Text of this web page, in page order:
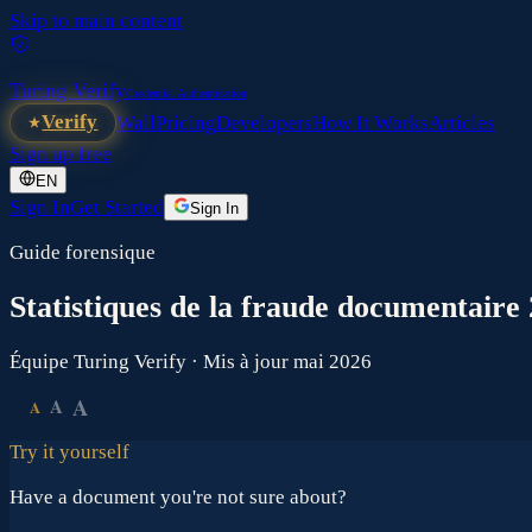
Skip to main content
Turing VerifyCredential Authentication
Verify WallPricingDevelopersHow It WorksArticles
Sign up free
EN
Sign InGet Started Sign In
Guide forensique
Statistiques de la fraude documentaire
Équipe Turing Verify · Mis à jour mai 2026
A A A
Try it yourself
Have a document you're not sure about?